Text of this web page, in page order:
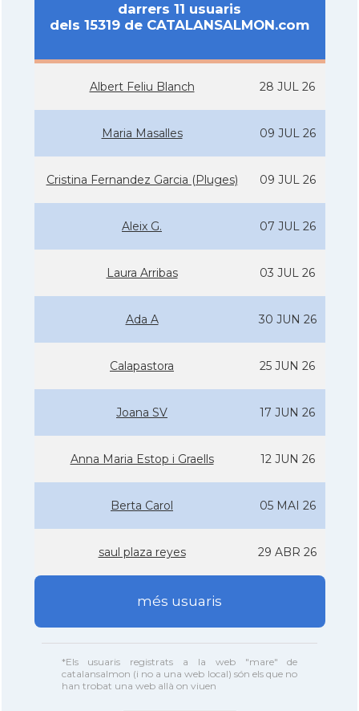
darrers 11 usuaris
dels 15319 de CATALANSALMON.com
Albert Feliu Blanch 28 JUL 26
Maria Masalles 09 JUL 26
Cristina Fernandez Garcia (Pluges) 09 JUL 26
Aleix G. 07 JUL 26
Laura Arribas 03 JUL 26
Ada A 30 JUN 26
Calapastora 25 JUN 26
Joana SV 17 JUN 26
Anna Maria Estop i Graells 12 JUN 26
Berta Carol 05 MAI 26
saul plaza reyes 29 ABR 26
més usuaris
*Els usuaris registrats a la web "mare" de
catalansalmon (i no a una web local) són els que no
han trobat una web allà on viuen